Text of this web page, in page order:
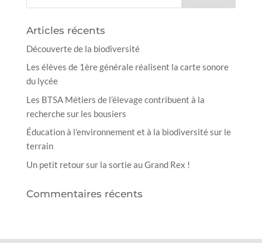
Articles récents
Découverte de la biodiversité
Les élèves de 1ère générale réalisent la carte sonore
du lycée
Les BTSA Métiers de l’élevage contribuent à la
recherche sur les bousiers
Éducation à l’environnement et à la biodiversité sur le
terrain
Un petit retour sur la sortie au Grand Rex !
Commentaires récents